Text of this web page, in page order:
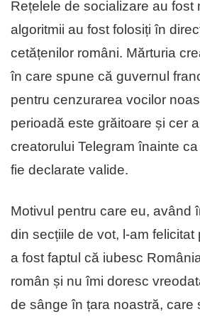
Rețelele de socializare au fost
algoritmii au fost folosiți în
cetățenilor români. Mărturia
în care spune că guvernul
pentru cenzurarea vocilor
perioadă este grăitoare și cer
creatorului Telegram înainte
fie declarate valide.
Motivul pentru care eu, având
din secțiile de vot, l-am felicitat
a fost faptul că iubesc
român și nu îmi doresc
de sânge în țara noastră, care